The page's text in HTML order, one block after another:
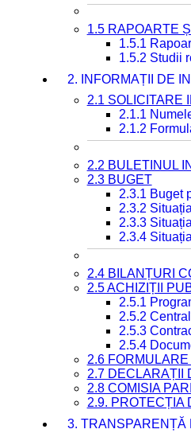
1.5 RAPOARTE
1.5.1
1.5.2 Studii
2. INFORMAȚII DE
2.1 SOLICITARE
2.1.1
2.1.2
2.2 BULETINUL
2.3 BUGET
2.3.1 Buget
2.3.2
2.3.3
2.3.4
2.4 BILANȚURI
2.5 ACHIZIȚII
2.5.1
2.5.2
2.5.3
2.5.4
2.6 FORMULARE
2.7 DECLARAȚII
2.8 COMISIA
2.9. PROTECȚIA
3. TRANSPARENȚĂ